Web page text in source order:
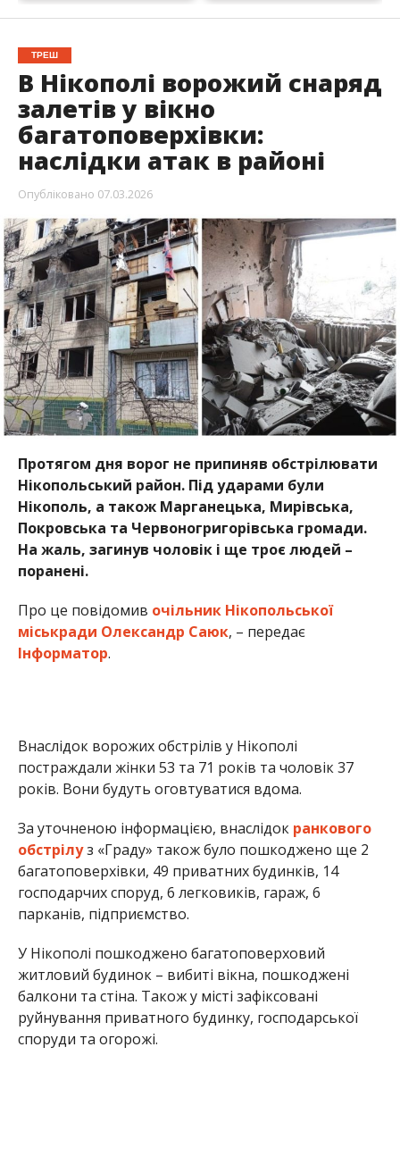
ТРЕШ
В Нікополі ворожий снаряд
залетів у вікно
багатоповерхівки:
наслідки атак в районі
Опубліковано 07.03.2026
Протягом дня ворог не припиняв обстрілювати
Нікопольський район. Під ударами були
Нікополь, а також Марганецька, Мирівська,
Покровська та Червоногригорівська громади.
На жаль, загинув чоловік і ще троє людей –
поранені.
Про це повідомив очільник Нікопольської
міськради Олександр Саюк, – передає
Інформатор.
Внаслідок ворожих обстрілів у Нікополі
постраждали жінки 53 та 71 років та чоловік 37
років. Вони будуть оговтуватися вдома.
За уточненою інформацією, внаслідок ранкового
обстрілуз «Граду» також було пошкоджено ще 2
багатоповерхівки, 49 приватних будинків, 14
господарчих споруд, 6 легковиків, гараж, 6
парканів, підприємство.
У Нікополі пошкоджено багатоповерховий
житловий будинок – вибиті вікна, пошкоджені
балкони та стіна. Також у місті зафіксовані
руйнування приватного будинку, господарської
споруди та огорожі.